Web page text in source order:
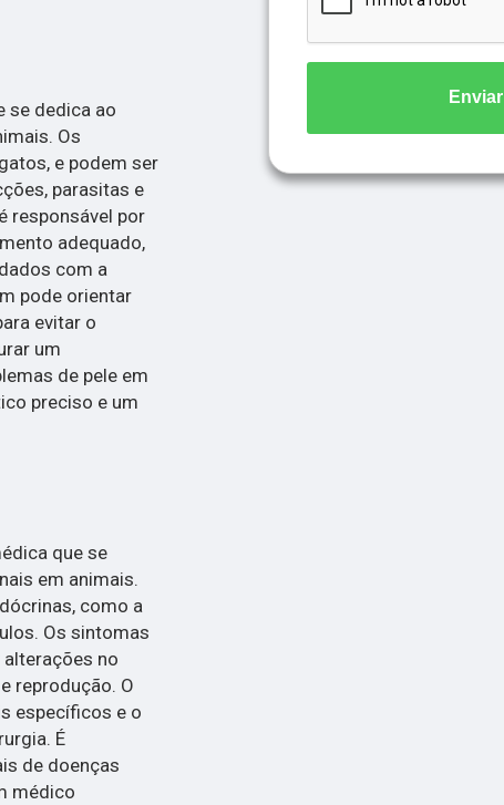
se dedica ao
Os
e podem ser
parasitas e
responsável por
adequado,
com a
pode orientar
evitar o
um
de pele em
preciso e um
que se
em animais.
como a
Os sintomas
no
reprodução. O
específicos e o
É
de doenças
médico
Enviar